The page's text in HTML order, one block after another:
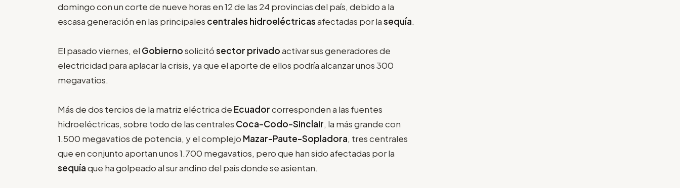
domingo con un corte de nueve horas en 12 de las 24 provincias del país, debido a la
escasa generación en las principales centrales hidroeléctricasafectadas por lasequía.
El pasado viernes, el Gobiernosolicitósector privadoactivar sus generadores de
electricidad para aplacar la crisis, ya que el aporte de ellos podría alcanzar unos 300
megavatios.
Más de dos tercios de la matriz eléctrica de Ecuadorcorresponden a las fuentes
hidroeléctricas, sobre todo de las centrales Coca-Codo-Sinclair, la más grande con
1.500 megavatios de potencia, y el complejo Mazar-Paute-Sopladora, tres centrales
que en conjunto aportan unos 1.700 megavatios, pero que han sido afectadas por la
sequíaque ha golpeado al sur andino del país donde se asientan.